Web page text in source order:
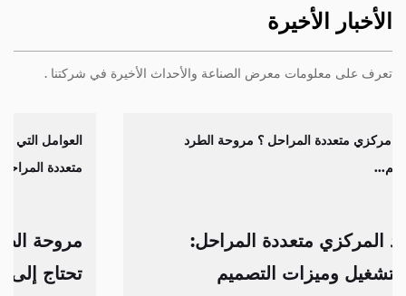
الأخبار الأخيرة
تعرف على معلومات معرض الصناعة والأحداث الأخيرة في شركتنا .
مروحة الطرد المركزي متعددة المراحل: كل ما
تحتاج إلى معرفته
العوامل التي يجب مراعاتها عند اختيار مروحة الطرد المركزي